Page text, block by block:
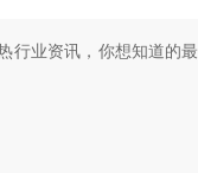
行业资讯， 你想知道的最